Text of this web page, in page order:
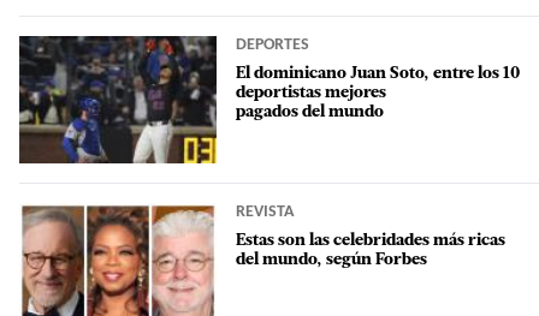
DEPORTES
El dominicano Juan Soto, entre los 10
deportistas mejores
pagados del mundo
REVISTA
Estas son las celebridades más ricas
del mundo, según Forbes